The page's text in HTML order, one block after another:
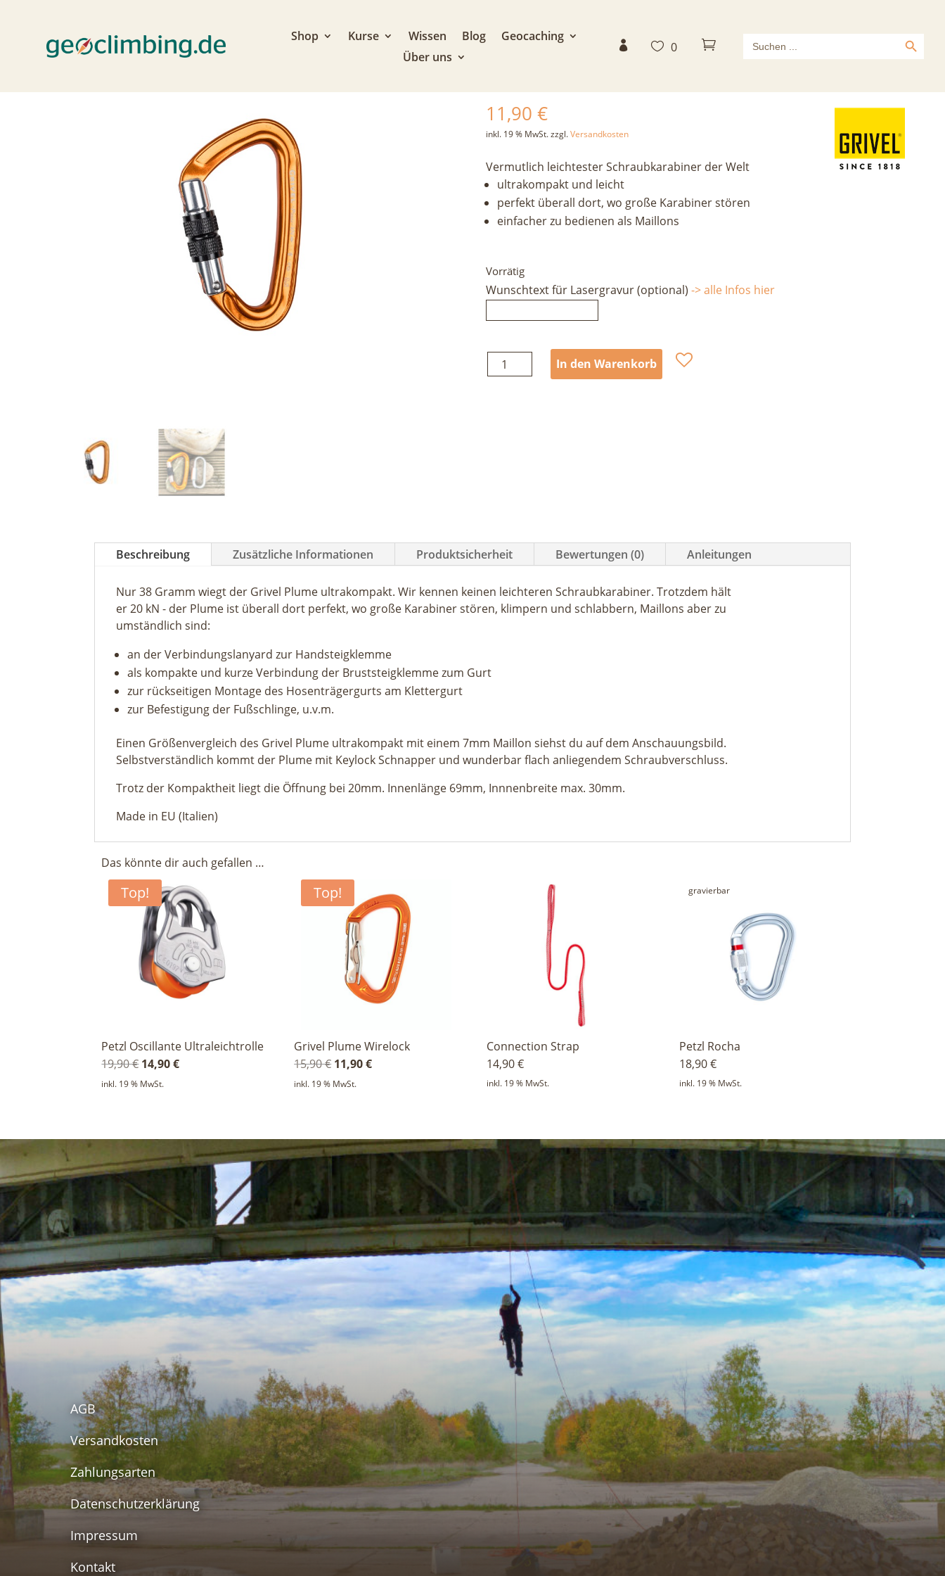
Shop Kurse Wissen Blog
Geocaching
Über uns
  0  Search
for:
Search Button
11,90€
inkl. 19 % MwSt.zzgl.Versandkosten
Vermutlich leichtester Schraubkarabiner der Welt
ultrakompakt und leicht
perfekt überall dort, wo große Karabiner stören
einfacher zu bedienen als Maillons
Vorrätig
Wunschtext für Lasergravur (optional)-> alle Infos hier
Grivel
Plume
In den Warenkorb
Beschreibung Zusätzliche Informationen Produktsicherheit Bewertungen (0) Anleitungen
Nur 38 Gramm wiegt der Grivel Plume ultrakompakt. Wir kennen keinen leichteren Schraubkarabiner. Trotzdem hält
er 20 kN - der Plume ist überall dort perfekt, wo große Karabiner stören, klimpern und schlabbern, Maillons aber zu
umständlich sind:
an der Verbindungslanyard zur Handsteigklemme
als kompakte und kurze Verbindung der Bruststeigklemme zum Gurt
zur rückseitigen Montage des Hosenträgergurts am Klettergurt
zur Befestigung der Fußschlinge, u.v.m.
Einen Größenvergleich des Grivel Plume ultrakompakt mit einem 7mm Maillon siehst du auf dem Anschauungsbild.
Selbstverständlich kommt der Plume mit Keylock Schnapper und wunderbar flach anliegendem Schraubverschluss.
Trotz der Kompaktheit liegt die Öffnung bei 20mm. Innenlänge 69mm, Innnenbreite max. 30mm.
Made in EU (Italien)
Das könnte dir auch gefallen …
Top!
Petzl Oscillante Ultraleichtrolle
19,90€ Ursprünglicher
Preis
14,90€Aktueller
inkl. 19 % MwSt.
gravierbar
Top!
Grivel Plume Wirelock
15,90€ Ursprünglicher
Preis
11,90€Aktueller
inkl. 19 % MwSt.
Connection Strap
14,90€
inkl. 19 % MwSt.
gravierbar
Petzl Rocha
18,90€
inkl. 19 % MwSt.
AGB
Versandkosten
Zahlungsarten
Datenschutzerklärung
Impressum
Kontakt